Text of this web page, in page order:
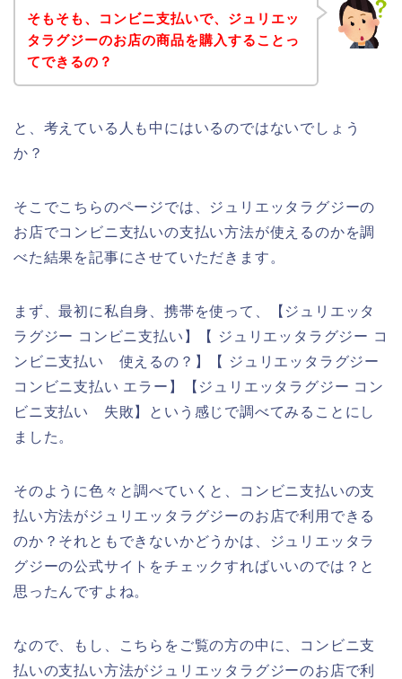
そもそも、コンビニ支払いで、ジュリエッ
タラグジーのお店の商品を購入することっ
てできるの？
と、考えている人も中にはいるのではないでしょう
か？
そこでこちらのページでは、ジュリエッタラグジーの
お店でコンビニ支払いの支払い方法が使えるのかを調
べた結果を記事にさせていただきます。
まず、最初に私自身、携帯を使って、【ジュリエッタ
ラグジー コンビニ支払い】【 ジュリエッタラグジー コ
ンビニ支払い 使えるの？】【 ジュリエッタラグジー
コンビニ支払い エラー】【ジュリエッタラグジー コン
ビニ支払い 失敗】という感じで調べてみることにし
ました。
そのように色々と調べていくと、コンビニ支払いの支
払い方法がジュリエッタラグジーのお店で利用できる
のか？それともできないかどうかは、ジュリエッタラ
グジーの公式サイトをチェックすればいいのでは？と
思ったんですよね。
なので、もし、こちらをご覧の方の中に、コンビニ支
払いの支払い方法がジュリエッタラグジーのお店で利